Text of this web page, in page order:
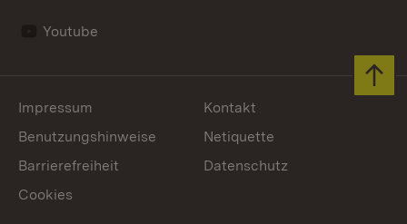
Youtube
Impressum
Kontakt
Benutzungshinweise
Netiquette
Barrierefreiheit
Datenschutz
Cookies